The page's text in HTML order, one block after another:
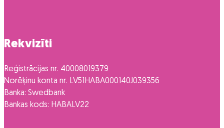
Rekvizīti
Reģistrācijas nr. 40008019379
Norēķinu konta nr. LV51HABA000140J039356
Banka: Swedbank
Bankas kods: HABALV22